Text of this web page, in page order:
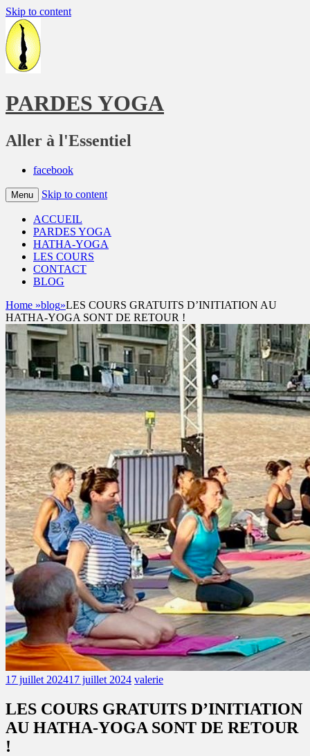
Skip to content
PARDES YOGA
Aller à l'Essentiel
facebook
Menu Skip to content
ACCUEIL
PARDES YOGA
HATHA-YOGA
LES COURS
CONTACT
BLOG
Home »blog»LES COURS GRATUITS D’INITIATION AU
HATHA-YOGA SONT DE RETOUR !
17 juillet 202417 juillet 2024 valerie
LES COURS GRATUITS D’INITIATION
AU HATHA-YOGA SONT DE RETOUR
!